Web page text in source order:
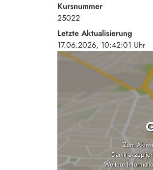
Kursnummer
25022
Letzte Aktualisierung
17.06.2026, 10:42:01 Uhr
Zum
Damit
Weitere